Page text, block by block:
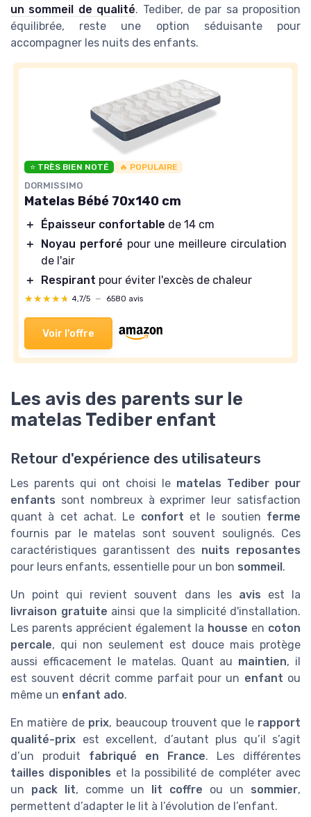
un sommeil de qualité. Tediber, de par sa proposition
équilibrée, reste une option séduisante pour
accompagner les nuits des enfants.
⭐ TRÈS BIEN NOTÉ 🔥 POPULAIRE
DORMISSIMO
Matelas Bébé 70x140 cm
＋ Épaisseur confortable de 14 cm
＋
Noyau perforé pour une meilleure circulation
de l'air
＋
Respirant pour éviter l'excès de chaleur
★★★★★
★★★★★ 4,7/5 — 6580 avis
Voir l'offre
Les avis des parents sur le
matelas Tediber enfant
Retour d'expérience des utilisateurs
Les parents qui ont choisi le matelas Tediber pour
enfants sont nombreux à exprimer leur satisfaction
quant à cet achat. Le confort et le soutien ferme
fournis par le matelas sont souvent soulignés. Ces
caractéristiques garantissent des nuits reposantes
pour leurs enfants, essentielle pour un bon sommeil .
Un point qui revient souvent dans les avis est la
livraison gratuite ainsi que la simplicité d'installation.
Les parents apprécient également la housse en coton
percale, qui non seulement est douce mais protège
aussi efficacement le matelas. Quant au maintien, il
est souvent décrit comme parfait pour un enfant ou
même un enfant ado.
En matière de prix, beaucoup trouvent que le rapport
qualité-prix est excellent, d’autant plus qu’il s’agit
d’un produit fabriqué en France. Les différentes
tailles disponibles et la possibilité de compléter avec
un pack lit, comme un lit coffre ou un sommier,
permettent d’adapter le lit à l’évolution de l’enfant.